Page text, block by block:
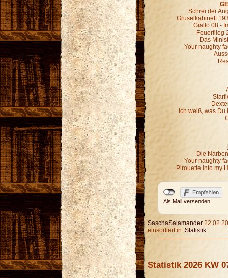
Schrei der
Gruselkabinett
Giallo 08 -
Feuerflieg
Das
Your naughty
Ich weiß, was
Die
Your naughty
Pirouette into my
Als Mail versenden
SaschaSalamander
einsortiert in: Statistik
Statistik 2026 KW